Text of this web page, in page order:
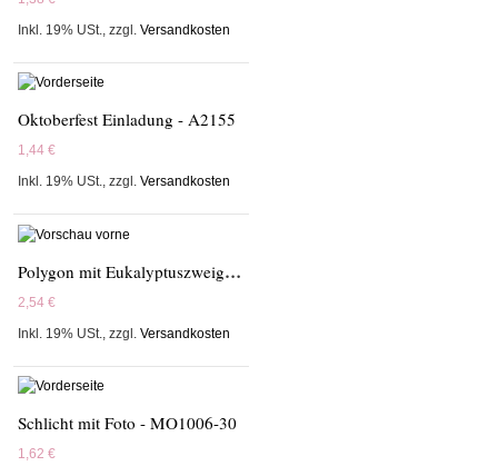
Inkl. 19% USt.
,zzgl.Versandkosten
Oktoberfest Einladung - A2155
1,44 €
Inkl. 19% USt.,zzgl.Versandkosten
Polygon mit Eukalyptuszweigen - 689001
2,54 €
Inkl. 19% USt.
,zzgl.Versandkosten
Schlicht mit Foto - MO1006-30
1,62 €